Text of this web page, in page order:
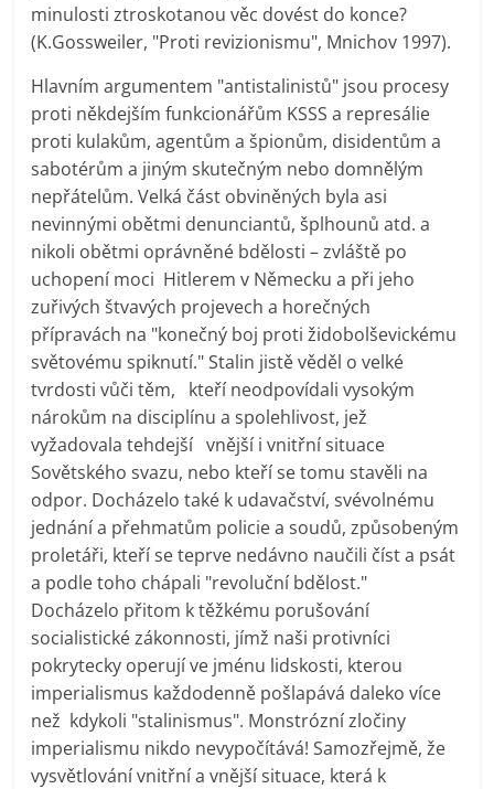
minulosti ztroskotanou věc dovést do konce?
(K.Gossweiler, "Proti revizionismu", Mnichov 1997).
Hlavním argumentem "antistalinistů" jsou procesy
proti někdejším funkcionářům KSSS a represálie
proti kulakům, agentům a špionům, disidentům a
sabotérům a jiným skutečným nebo domnělým
nepřátelům. Velká část obviněných byla asi
nevinnými obětmi denunciantů, šplhounů atd. a
nikoli obětmi oprávněné bdělosti – zvláště po
uchopení moci Hitlerem v Německu a při jeho
zuřivých štvavých projevech a horečných
přípravách na "konečný boj proti židobolševickému
světovému spiknutí." Stalin jistě věděl o velké
tvrdosti vůči těm, kteří neodpovídali vysokým
nárokům na disciplínu a spolehlivost, jež
vyžadovala tehdejší vnější i vnitřní situace
Sovětského svazu, nebo kteří se tomu stavěli na
odpor. Docházelo také k udavačství, svévolnému
jednání a přehmatům policie a soudů, způsobeným
proletáři, kteří se teprve nedávno naučili číst a psát
a podle toho chápali "revoluční bdělost."
Docházelo přitom k těžkému porušování
socialistické zákonnosti, jímž naši protivníci
pokrytecky operují ve jménu lidskosti, kterou
imperialismus každodenně pošlapává daleko více
než kdykoli "stalinismus". Monstrózní zločiny
imperialismu nikdo nevypočítává! Samozřejmě, že
vysvětlování vnitřní a vnější situace, která k